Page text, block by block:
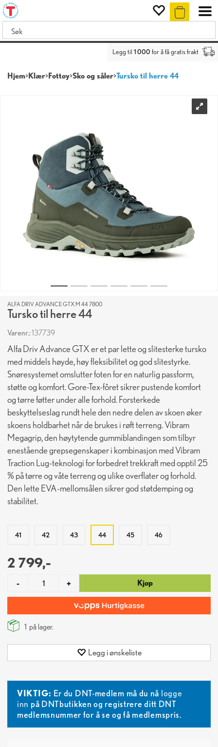
Legg til 1 000 for å få gratis frakt
Hjem>Klær>Fottøy>Sko og såler>Tursko til herre 44
ALFA DRIV ADVANCE GTX M 44 7800
Tursko til herre 44
Varenr.:137739
Alfa Driv Advance GTX er et par lette og slitesterke tursko
med middels høyde, høy fleksibilitet og god slitestyrke.
Snøresystemet omslutter foten for en naturlig passform,
støtte og komfort. Gore-Tex-fôret sikrer pustende komfort
og tørre føtter under alle forhold. Forsterkede
beskyttelseslag rundt hele den nedre delen av skoen øker
skoens holdbarhet når de brukes i røft terreng. Vibram
Megagrip, den høytytende gummiblandingen som tilbyr
enestående grepsegenskaper i kombinasjon med Vibram
Traction Lug-teknologi for forbedret trekkraft med opptil 25
% på tørre og våte terreng og ulike overflater og forhold.
Den lette EVA-mellomsålen sikrer god støtdemping og
stabilitet.
41 42 43 44 45 46
2 799,-
- + Kjøp
1 på lager.
Legg i ønskeliste
VIKTIG: Er du DNT-medlem må du nå logge
inn på DNTbutikken og registrere ditt DNT
medlemsnummer for å se og få medlemspris.